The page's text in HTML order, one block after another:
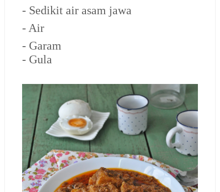
- Sedikit air asam jawa
- Air
- Garam
- Gula